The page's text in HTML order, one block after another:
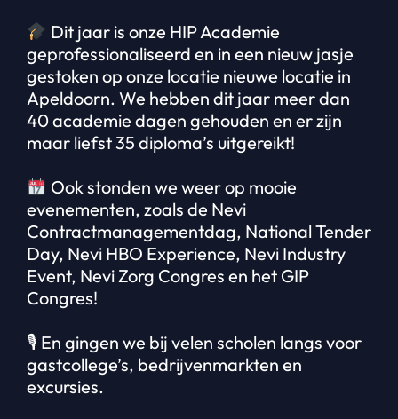
Dit jaar is onze HIP Academie
geprofessionaliseerd en in een nieuw jasje
gestoken op onze locatie nieuwe locatie in
Apeldoorn. We hebben dit jaar meer dan
40 academie dagen gehouden en er zijn
maar liefst 35 diploma’s uitgereikt!
Ook stonden we weer op mooie
evenementen, zoals de Nevi
Contractmanagementdag, National Tender
Day, Nevi HBO Experience, Nevi Industry
Event, Nevi Zorg Congres en het GIP
Congres!
🎙 En gingen we bij velen scholen langs voor
gastcollege’s, bedrijvenmarkten en
excursies.